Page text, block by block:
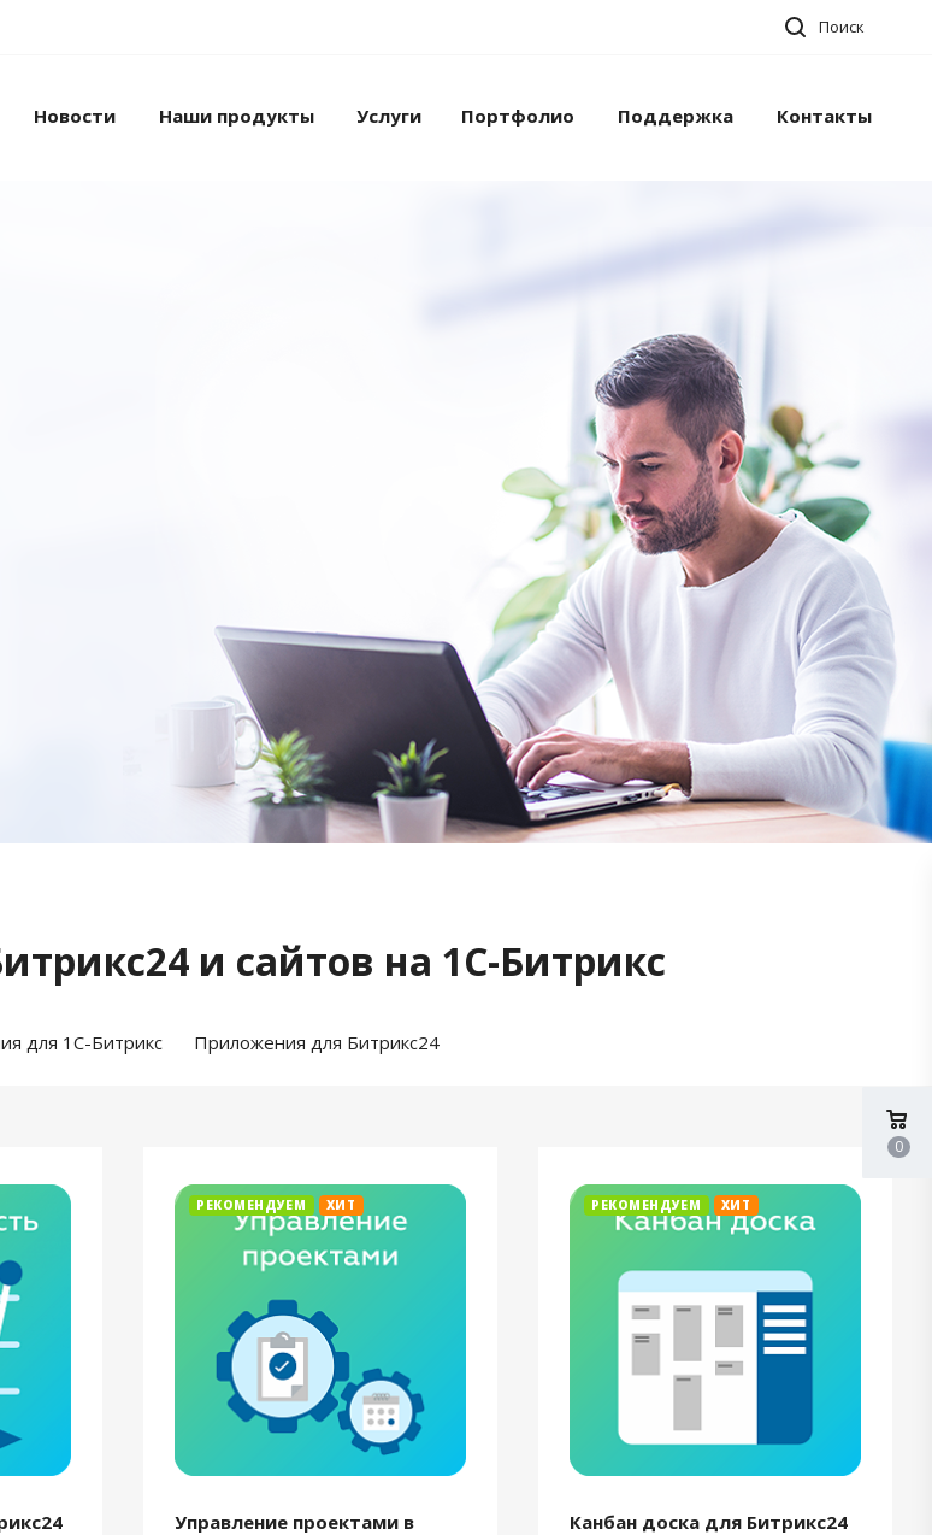
Поиск
Новости Наши продукты Услуги Портфолио Поддержка Контакты
и сайтов на 1С-Битрикс
для 1С-Битрикс Приложения для Битрикс24
РЕКОМЕНДУЕМ ХИТ
Управление проектами в
РЕКОМЕНДУЕМ ХИТ
Канбан доска для Битрикс24
0